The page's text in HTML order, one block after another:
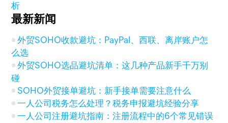
析
最新新闻
外贸SOHO收款避坑：PayPal、西联、离岸账户怎
么选
外贸SOHO选品避坑清单：这几种产品新手千万别
碰
SOHO外贸接单避坑：新手接单需要注意什么
一人公司税务怎么处理？税务申报避坑经验分享
一人公司注册避坑指南：注册流程中的6个常见错误